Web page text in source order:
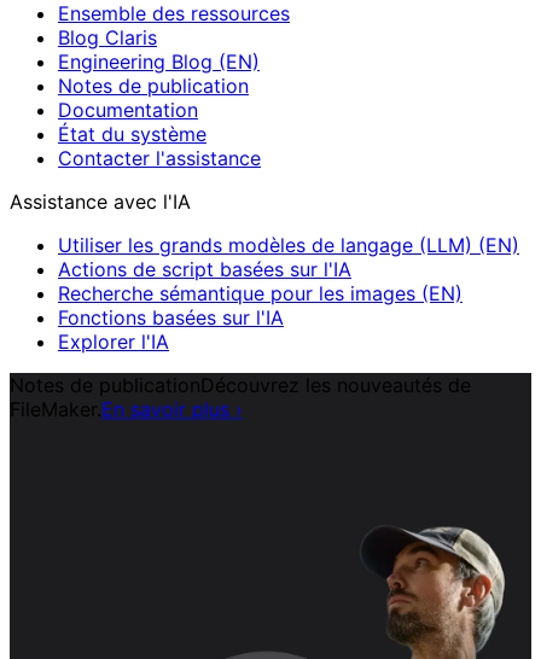
Ensemble des ressources
Blog Claris
Engineering Blog (EN)
Notes de publication
Documentation
État du système
Contacter l'assistance
Assistance avec l'IA
Utiliser les grands modèles de langage (LLM) (EN)
Actions de script basées sur l'IA
Recherche sémantique pour les images (EN)
Fonctions basées sur l'IA
Explorer l'IA
Notes de publicationDécouvrez les nouveautés de
FileMaker.En savoir plus ›